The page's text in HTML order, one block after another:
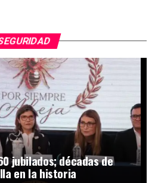
jubilados; décadas de
en la historia